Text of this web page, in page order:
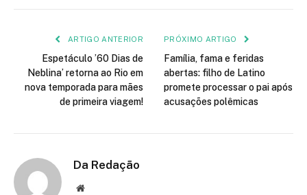
ARTIGO ANTERIOR
Espetáculo ’60 Dias de
Neblina’ retorna ao Rio em
nova temporada para mães
de primeira viagem!
PRÓXIMO ARTIGO
Família, fama e feridas
abertas: filho de Latino
promete processar o pai após
acusações polêmicas
Da Redação
Site